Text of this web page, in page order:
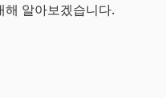
해 알아보겠습니다.